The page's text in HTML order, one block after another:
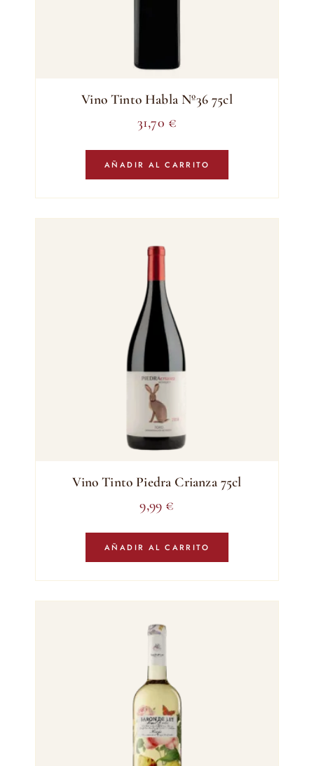
Vino Tinto Habla Nº36 75cl
31,70 €
AÑADIR AL CARRITO
Vino Tinto Piedra Crianza 75cl
9,99 €
AÑADIR AL CARRITO